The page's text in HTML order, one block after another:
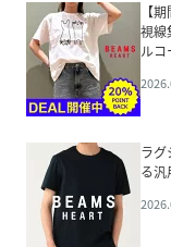
【
視線
ルコ
ラグ
る汎